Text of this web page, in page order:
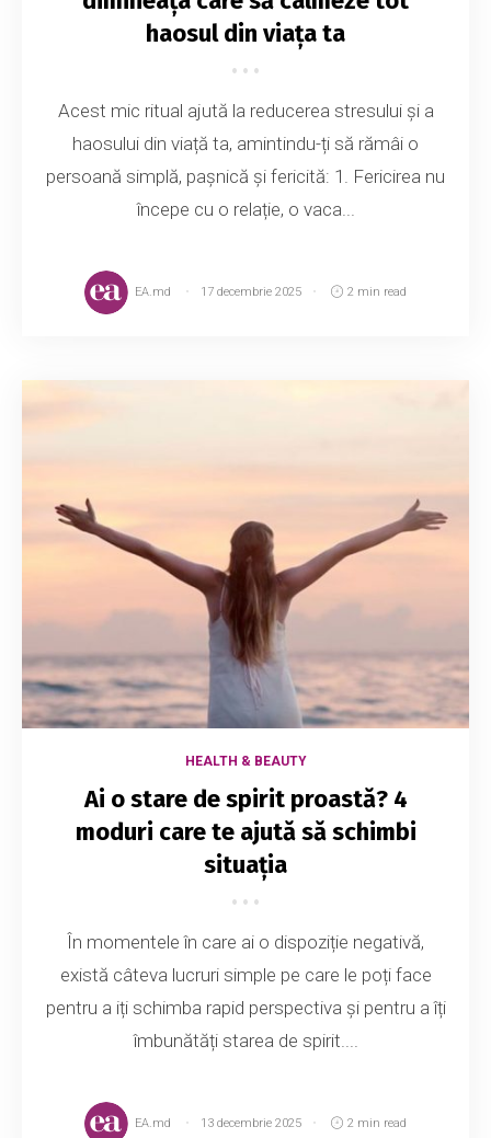
haosul din viața ta
Acest mic ritual ajută la reducerea stresului și a
haosului din viață ta, amintindu-ți să rămâi o
persoană simplă, pașnică și fericită: 1. Fericirea nu
începe cu o relație, o vaca...
EA.md 17 decembrie 2025 2 min read
HEALTH & BEAUTY
Ai o stare de spirit proastă? 4
moduri care te ajută să schimbi
situația
În momentele în care ai o dispoziție negativă,
există câteva lucruri simple pe care le poți face
pentru a iți schimba rapid perspectiva și pentru a îți
îmbunătăți starea de spirit....
EA.md 13 decembrie 2025 2 min read